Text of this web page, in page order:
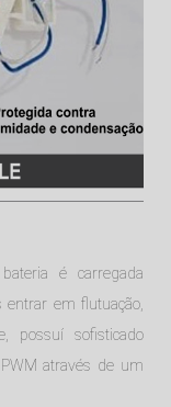
é carregada
entrar em flutuação,
possuí sofisticado
através de um